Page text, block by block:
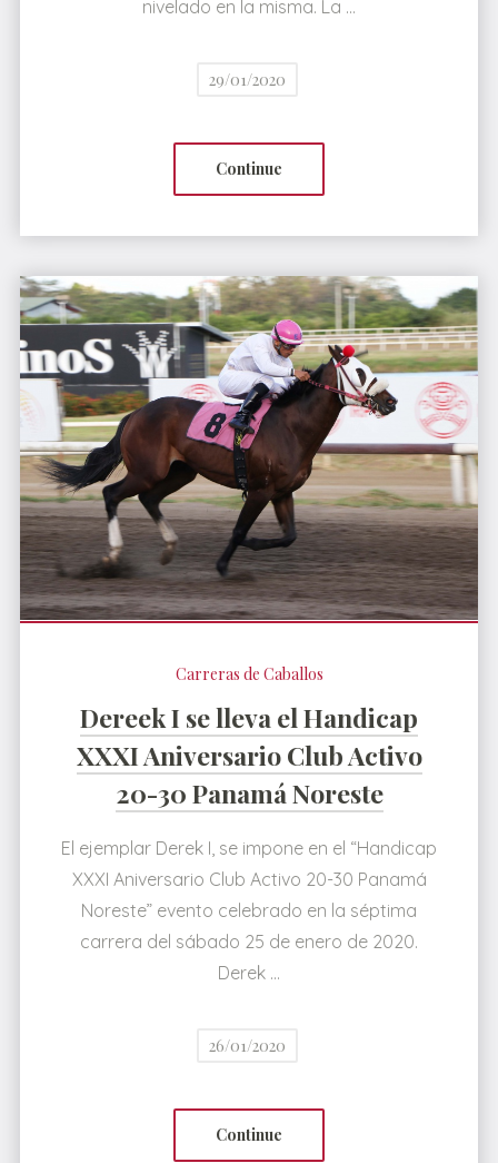
nivelado en la misma. La …
29/01/2020
Continue
Carreras de Caballos
Dereek I se lleva el Handicap
XXXI Aniversario Club Activo
20-30 Panamá Noreste
El ejemplar Derek I, se impone en el “Handicap
XXXI Aniversario Club Activo 20-30 Panamá
Noreste” evento celebrado en la séptima
carrera del sábado 25 de enero de 2020.
Derek …
26/01/2020
Continue